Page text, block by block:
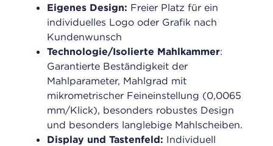
Eigenes Design: Freier Platz für ein
individuelles Logo oder Grafik nach
Kundenwunsch
Technologie/Isolierte Mahlkammer:
Garantierte Beständigkeit der
Mahlparameter, Mahlgrad mit
mikrometrischer Feineinstellung (0,0065
mm/Klick), besonders robustes Design
und besonders langlebige Mahlscheiben.
Display und Tastenfeld: Individuell